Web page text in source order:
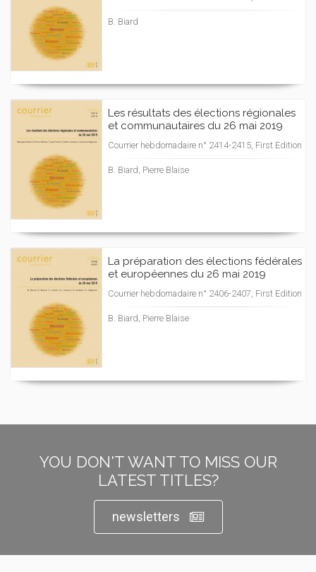
B. Biard
Les résultats des élections régionales
et communautaires du 26 mai 2019
Courrier hebdomadaire n° 2414-2415, First Edition
B. Biard, Pierre Blaise
La préparation des élections fédérales
et européennes du 26 mai 2019
Courrier hebdomadaire n° 2406-2407, First Edition
B. Biard, Pierre Blaise
YOU DON'T WANT TO MISS OUR
LATEST TITLES?
newsletters